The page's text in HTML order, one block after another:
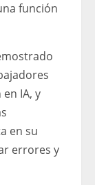
función
IA, y
en su
errores y